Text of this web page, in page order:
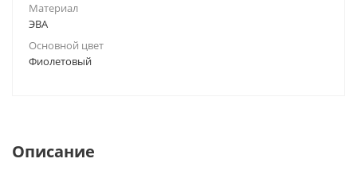
Материал
ЭВА
Основной цвет
Фиолетовый
Описание